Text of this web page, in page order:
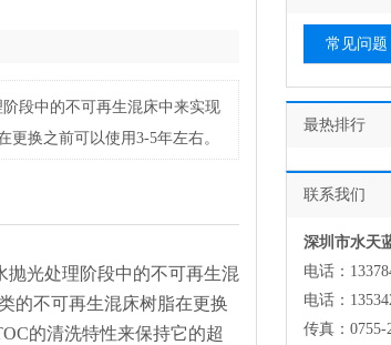
段中的不可再生混床中来实现
换之前可以使用3-5年左右。
光处理阶段中的不可再生混
的不可再生混床树脂在更换
的清洗特性来保持它的超
常见问题
最热排行
联系我们
深圳市水天
电话：
电话：
传真：0755-